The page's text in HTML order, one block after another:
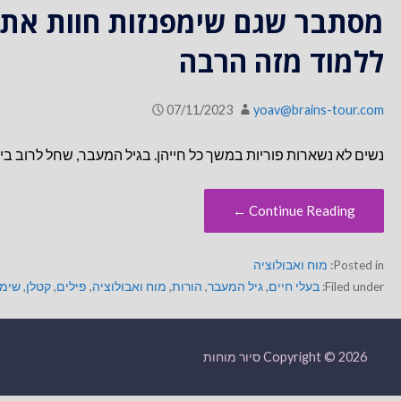
מסתבר שגם שימפנזות חוות את
ללמוד מזה הרבה
07/11/2023 yoav@brains-tour.com
נשים לא נשארות פוריות במשך כל חייהן. בגיל המעבר, שחל לרוב בין גיל 45 ל-55, הביוץ נפסק והיכולת ללדת
Continue Reading ←
Posted in: מוח ואבולוציה
Filed under: בעלי חיים,גיל המעבר, הורות, מוח ואבולוציה, פילים,קטלן,
Copyright © 2026 סיור מוחות